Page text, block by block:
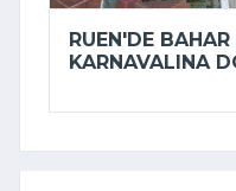
RUEN'DE
KARNAVALINA